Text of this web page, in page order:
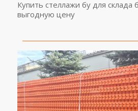
Купить стеллажи бу для склада
выгодную цену